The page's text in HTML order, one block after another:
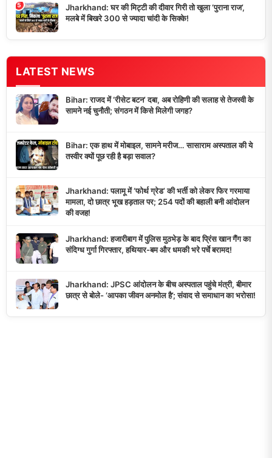
5
Jharkhand: घर की मिट्टी की दीवार गिरी तो खुला ‘पुराना राज’,
मलबे में बिखरे 300 से ज्यादा चांदी के सिक्के!
LATEST NEWS
Bihar: राजद में ‘रीसेट बटन’ दबा, अब रोहिणी की सलाह से तेजस्वी के
सामने नई चुनौती; संगठन में किसे मिलेगी जगह?
Bihar: एक हाथ में मोबाइल, सामने मरीज… सासाराम अस्पताल की ये
तस्वीर क्यों पूछ रही है बड़ा सवाल?
Jharkhand: पलामू में ‘फोर्थ ग्रेड’ की भर्ती को लेकर फिर गरमाया
मामला, दो छात्र भूख हड़ताल पर; 254 पदों की बहाली बनी आंदोलन
की वजह!
Jharkhand: हजारीबाग में पुलिस मुठभेड़ के बाद प्रिंस खान गैंग का
संदिग्ध गुर्गा गिरफ्तार, हथियार-बम और धमकी भरे पर्चे बरामद!
Jharkhand: JPSC आंदोलन के बीच अस्पताल पहुंचे मंत्री, बीमार
छात्र से बोले- ‘आपका जीवन अनमोल है’; संवाद से समाधान का भरोसा!